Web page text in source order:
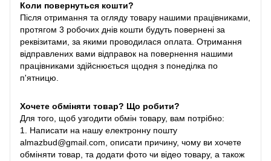
Коли повернуться кошти?
Після отримання та огляду товару нашими працівниками,
протягом 3 робочих днів кошти будуть повернені за
реквізитами, за якими проводилася оплата. Отримання
відправлених вами відправок на повернення нашими
працівниками здійснюється щодня з понеділка по
п'ятницю.
Хочете обміняти товар? Що робити?
Для того, щоб узгодити обмін товару, вам потрібно:
1. Написати на нашу електронну пошту
almazbud@gmail.com, описати причину, чому ви хочете
обміняти товар, та додати фото чи відео товару, а також